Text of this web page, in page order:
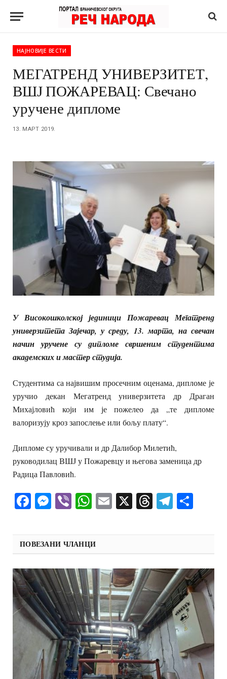
НАЈНОВИЈЕ ВЕСТИ
МЕГАТРЕНД УНИВЕРЗИТЕТ,
ВШЈ ПОЖАРЕВАЦ: Свечано
уручене дипломе
13. МАРТ 2019.
У Високошколској јединици Пожаревац Мегатренд
универзитета Зајечар, у среду, 13. марта, на свечан
начин уручене су дипломе свршеним студентима
академских и мастер студија.
Студентима са највишим просечним оценама, дипломе је
уручио декан Мегатренд универзитета др Драган
Михајловић који им је пожелео да „те дипломе
валоризују кроз запослење или бољу плату“.
Дипломе су уручивали и др Далибор Милетић,
руководилац ВШЈ у Пожаревцу и његова заменица др
Радица Павловић.
Facebook
Messenger
ViberWhatsApp
Email
X Threads
ПОВЕЗАНИ ЧЛАНЦИ